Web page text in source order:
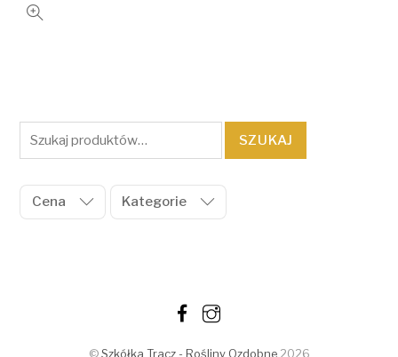
Szukaj:
SZUKAJ
Cena Kategorie
© Szkółka Tracz - Rośliny Ozdobne2026